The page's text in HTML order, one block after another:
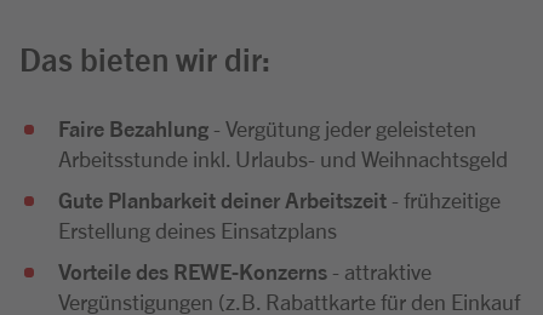
Das bieten wir dir:
Faire Bezahlung - Vergütung jeder geleisteten
Arbeitsstunde inkl. Urlaubs- und Weihnachtsgeld
Gute Planbarkeit deiner Arbeitszeit - frühzeitige
Erstellung deines Einsatzplans
Vorteile des REWE-Konzerns - attraktive
Vergünstigungen (z.B. Rabattkarte für den Einkauf